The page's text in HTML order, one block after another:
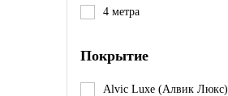
4 метра
Покрытие
Alvic Luxe (Алвик Люкс)